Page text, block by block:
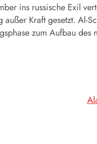
ins russische Exil
außer Kraft gesetzt.
zum Aufbau des